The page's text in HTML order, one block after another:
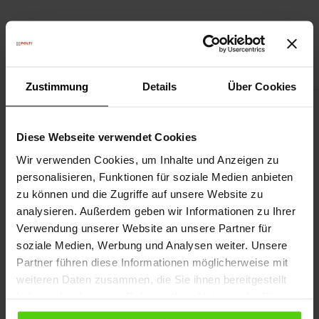
Zustimmung Details Über Cookies
Diese Webseite verwendet Cookies
Wir verwenden Cookies, um Inhalte und Anzeigen zu
personalisieren, Funktionen für soziale Medien anbieten
zu können und die Zugriffe auf unsere Website zu
analysieren. Außerdem geben wir Informationen zu Ihrer
Verwendung unserer Website an unsere Partner für
soziale Medien, Werbung und Analysen weiter. Unsere
Partner führen diese Informationen möglicherweise mit
weiteren Daten zusammen, die Sie ihnen bereitgestellt
gesammelt haben.
Mehr Leistung mit kompatiblem
Zubehör